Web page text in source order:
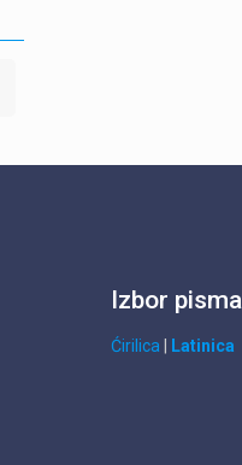
Izbor pisma
Ćirilica Latinica